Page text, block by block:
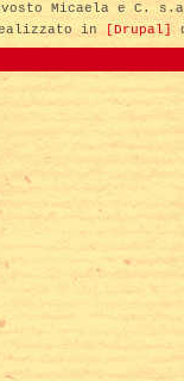
Micaela e C.
in
[Drupal]